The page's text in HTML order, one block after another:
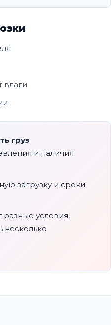
влаги
груз
и наличия
загрузку и сроки
условия,
несколько